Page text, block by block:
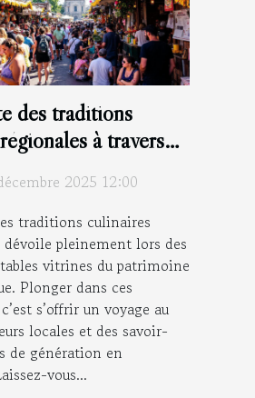
des traditions
à travers
2025 12:00
traditions culinaires
dévoile pleinement lors des
vitrines du patrimoine
Plonger dans ces
s’offrir un voyage au
locales et des savoir-
de génération en
vous...